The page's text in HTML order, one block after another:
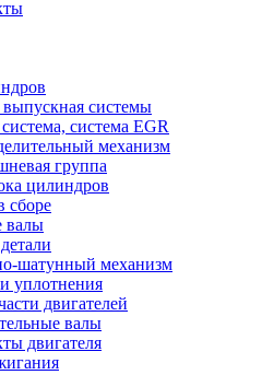
системы
система EGR
механизм
группа
цилиндров
сборе
валы
шатунный механизм
уплотнения
двигателей
валы
двигателя